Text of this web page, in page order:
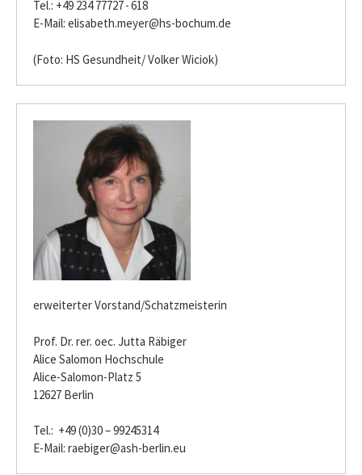
Tel.: +49 234 77727 - 618
E-Mail: elisabeth.meyer@hs-bochum.de
(Foto: HS Gesundheit/ Volker Wiciok)
erweiterter Vorstand/Schatzmeisterin
Prof. Dr. rer. oec. Jutta Räbiger
Alice Salomon Hochschule
Alice-Salomon-Platz 5
12627 Berlin
Tel.: +49 (0)30 – 99245314
E-Mail: raebiger@ash-berlin.eu